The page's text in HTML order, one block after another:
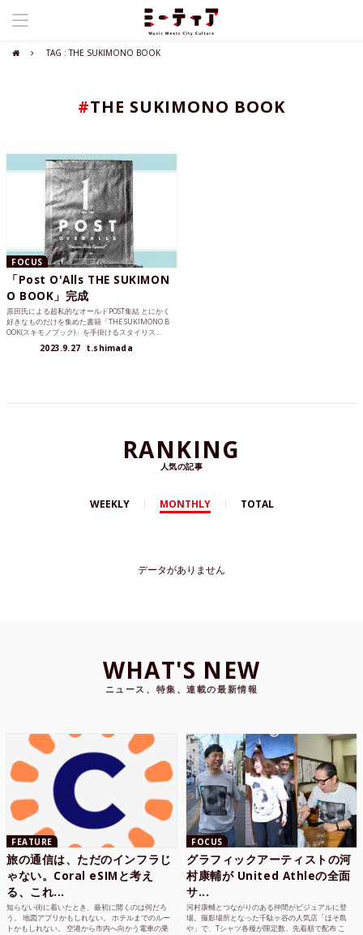
TAG : THE SUKIMONO BOOK
#THE SUKIMONO BOOK
FOCUS
「Post O'Alls THE SUKIMON
O BOOK」完成
原田氏による超私的なオールドPOST集結 とにかく
好きなものだけを集めた書籍「THE SUKIMONO B
OOK(スキモノブック)」を手掛けるスタイリス...
2023.9.27 t.shimada
RANKING
人気の記事
WEEKLY MONTHLY TOTAL
データがありません
WHAT'S NEW
ニュース、特集、連載の最新情報
FEATURE
旅の通信は、ただのインフラじ
ゃない。Coral eSIMと考え
る、これ...
知らない街に着いたとき、最初に開くのは何だろ
う。 地図アプリかもしれない。 ホテルまでのルー
トかもしれない。 空港から市内へ向かう電車の乗
FOCUS
グラフィックアーティストの河
村康輔が United Athleの全面
サ...
河村康輔とつながりのある仲間がビジュアルに登
場。撮影場所となった千駄ヶ谷の人気店「ほそ島
や」で、Tシャツ各種が限定数、先着順で配布 こ